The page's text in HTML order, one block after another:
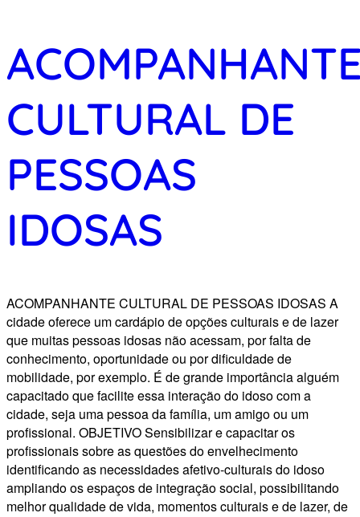
CULTURAL DE
PESSOAS
IDOSAS
ACOMPANHANTE CULTURAL DE PESSOAS IDOSAS A
cidade oferece um cardápio de opções culturais e de lazer
que muitas pessoas idosas não acessam, por falta de
conhecimento, oportunidade ou por dificuldade de
mobilidade, por exemplo. É de grande importância alguém
capacitado que facilite essa interação do idoso com a
cidade, seja uma pessoa da família, um amigo ou um
profissional. OBJETIVO Sensibilizar e capacitar os
profissionais sobre as questões do envelhecimento
identificando as necessidades afetivo-culturais do idoso
ampliando os espaços de integração social, possibilitando
melhor qualidade de vida, momentos culturais e de lazer, de